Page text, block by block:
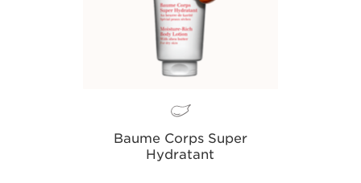
Baume Corps Super
Hydratant